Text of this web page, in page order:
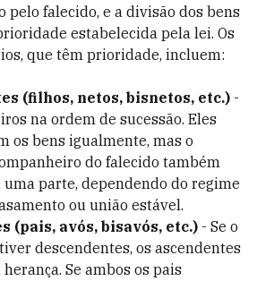
pelo falecido, e a divisão dos bens
estabelecida pela lei. Os
que têm prioridade, incluem:
(filhos, netos, bisnetos, etc.) -
na ordem de sucessão. Eles
os bens igualmente, mas o
do falecido também
parte, dependendo do regime
ou união estável.
(pais, avós, bisavós, etc.) - Se o
descendentes, os ascendentes
Se ambos os pais